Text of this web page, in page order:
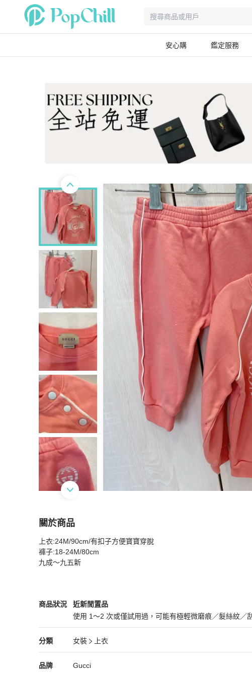
安心購 鑑定服務
關於商品
關於Gucci童裝粉色兒童套裝 上衣90cm 褲子80cm 童裝
上衣:24M/90cm/有扣子方便寶寶穿脫
褲子:18-24M/80cm
九成～九五新
商品狀況
Gucci女裝 商品狀態與細節
近新閒置品
使用 1～2 次或僅試用過，可能有極輕微磨痕／髮絲紋／
近新閒置品
分類
Gucci 分類資訊
女裝
上衣
女裝/上衣推薦
品牌
Gucci 女裝品牌介紹
Gucci
Gucci 推薦清單